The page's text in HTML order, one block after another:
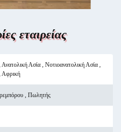
εταιρείας
Ασία , Νοτιοανατολική Ασία ,
Αφρική
, Πωλητής